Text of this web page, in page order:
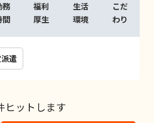
務
間
福利
厚生
生活
環境
こだ
わり
遣
ヒットします